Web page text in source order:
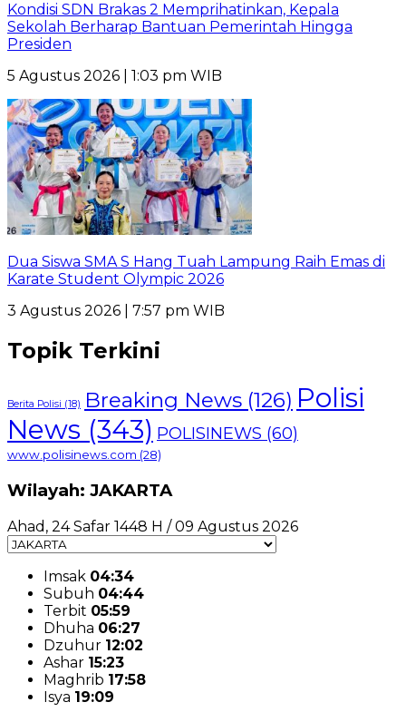
Kondisi SDN Brakas 2 Memprihatinkan, Kepala
Sekolah Berharap Bantuan Pemerintah Hingga
Presiden
5 Agustus 2026 | 1:03 pm WIB
Dua Siswa SMA S Hang Tuah Lampung Raih Emas di
Karate Student Olympic 2026
3 Agustus 2026 | 7:57 pm WIB
Topik Terkini
Berita Polisi (18) Breaking News (126) Polisi
News (343) POLISINEWS (60)
www.polisinews.com (28)
Wilayah: JAKARTA
Ahad, 24 Safar 1448 H / 09 Agustus 2026
Imsak 04:34
Subuh 04:44
Terbit 05:59
Dhuha 06:27
Dzuhur 12:02
Ashar 15:23
Maghrib 17:58
Isya 19:09